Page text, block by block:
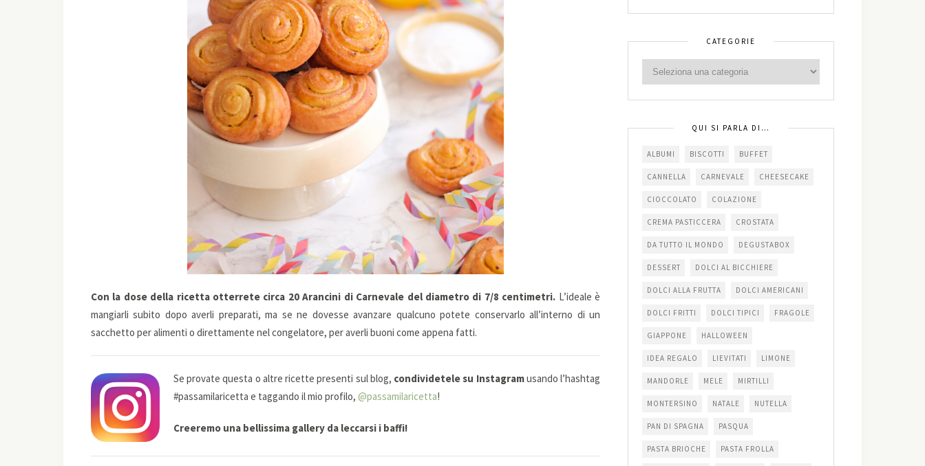
Con la dose della ricetta otterrete circa 20 Arancini di Carnevale del diametro di 7/8 centimetri. L’ideale è
mangiarli subito dopo averli preparati, ma se ne dovesse avanzare qualcuno potete conservarlo all’interno di un
sacchetto per alimenti o direttamente nel congelatore, per averli buoni come appena fatti.
Se provate questa o altre ricette presenti sul blog, condividetele su Instagramusando l’hashtag
#passamilaricetta e taggando il mio profilo, @passamilaricetta!
Creeremo una bellissima gallery da leccarsi i baffi!
CATEGORIE
QUI SI PARLA DI…
ALBUMI BISCOTTI BUFFET
CANNELLA CARNEVALE CHEESECAKE
CIOCCOLATO COLAZIONE
CREMA PASTICCERA CROSTATA
DA TUTTO IL MONDO DEGUSTABOX
DESSERT DOLCI AL BICCHIERE
DOLCI ALLA FRUTTA DOLCI AMERICANI
DOLCI FRITTI DOLCI TIPICI FRAGOLE
GIAPPONE HALLOWEEN
IDEA REGALO LIEVITATI LIMONE
MANDORLE MELE MIRTILLI
MONTERSINO NATALE NUTELLA
PAN DI SPAGNA PASQUA
PASTA BRIOCHE PASTA FROLLA